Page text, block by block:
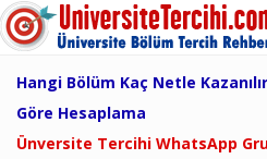
Hangi Bölüm Kaç Netle
Göre Hesaplama
Ünversite Tercihi WhatsApp